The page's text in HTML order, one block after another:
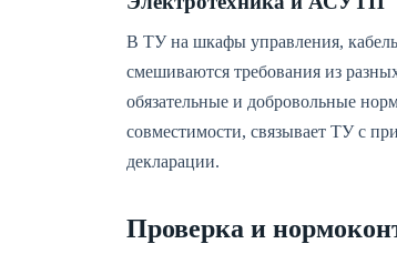
В ТУ на шкафы управления,
смешиваются требования из
обязательные и добровольные
совместимости, связывает ТУ с
декларации.
Проверка и